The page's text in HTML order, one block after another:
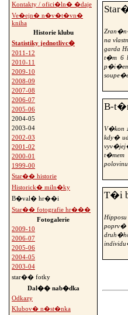
Kontakty / ofici�ln� �daje
Ve�ejn� n�v�t�vn�
kniha
Historie klubu
Statistiky jednotlivc�
2011-12
2010-11
2009-10
2008-09
2007-08
2006-07
2005-06
2004-05
2003-04
2002-03
2001-02
2000-01
1999-00
Star�� historie
Historick� miln�ky
B�val� hr��i
Star�� fotografie hr���
Fotogalerie
2009-10
2006-07
2005-06
2004-05
2003-04
star�� fotky
Dal�� nab�dka
Odkazy
Klubov� n�st�nka
na
garda
t�m 6
B-
V�kon
kdy�
t�mem
T�i
poprv�